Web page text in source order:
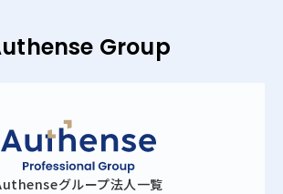
Group
グループ法人一覧